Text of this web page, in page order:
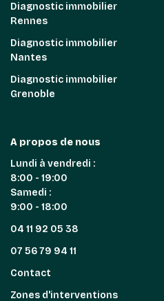
Diagnostic immobilier
Rennes
Diagnostic immobilier
Nantes
Diagnostic immobilier
Grenoble
A propos de nous
Lundi à vendredi :
8:00 - 19:00
Samedi :
9:00 - 18:00
04 11 92 05 38
07 56 79 94 11
Contact
Zones d'interventions